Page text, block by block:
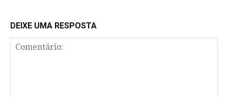
DEIXE UMA RESPOSTA